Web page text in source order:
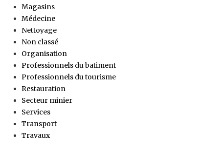
Magasins
Médecine
Nettoyage
Non classé
Organisation
Professionnels du batiment
Professionnels du tourisme
Restauration
Secteur minier
Services
Transport
Travaux